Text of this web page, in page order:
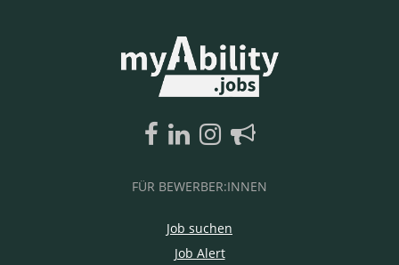
FÜR BEWERBER:INNEN
Job suchen
Job Alert